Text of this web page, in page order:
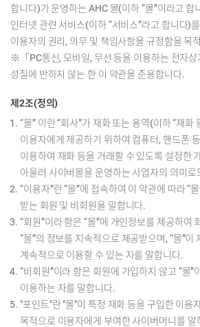
합니다)가 운영하는 AHC 몰(이하 “몰”이라고 합
인터넷 관련 서비스(이하 “서비스”라고 합니다)
이용자의 권리, 의무 및 책임사항을 규정함을 목
※「PC통신, 모바일, 무선 등을 이용하는 전자상
성질에 반하지 않는 한 이 약관을 준용합니다.
제2조(정의)
“몰” 이란 “회사”가 재화 또는 용역(이하 “재화
이용자에게 제공하기 위하여 컴퓨터, 핸드폰
이용하여 재화 등을 거래할 수 있도록 설정한
아울러 사이버몰을 운영하는 사업자의 의미로
“이용자”란 “몰”에 접속하여 이 약관에 따라 “
받는 회원 및 비회원을 말합니다.
“회원”이라 함은 “몰”에 개인정보를 제공하여
“몰”의 정보를 지속적으로 제공받으며, “몰”이
계속적으로 이용할 수 있는 자를 말합니다.
“비회원”이라 함은 회원에 가입하지 않고 “몰”
이용하는 자를 말합니다.
"포인트"란 "몰"이 특정 재화 등을 구입한 이용
목적으로 이용자에게 부여한 사이버머니를 말